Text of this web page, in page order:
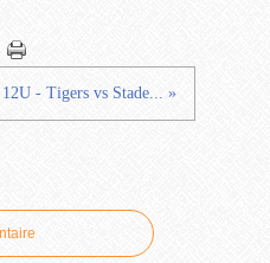
12U - Tigers vs Stade... »